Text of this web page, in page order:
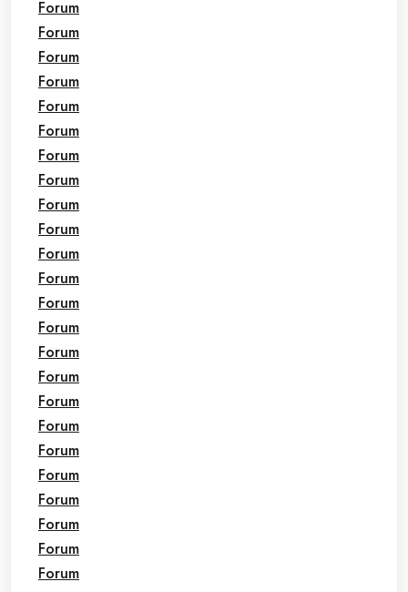
Forum
Forum
Forum
Forum
Forum
Forum
Forum
Forum
Forum
Forum
Forum
Forum
Forum
Forum
Forum
Forum
Forum
Forum
Forum
Forum
Forum
Forum
Forum
Forum